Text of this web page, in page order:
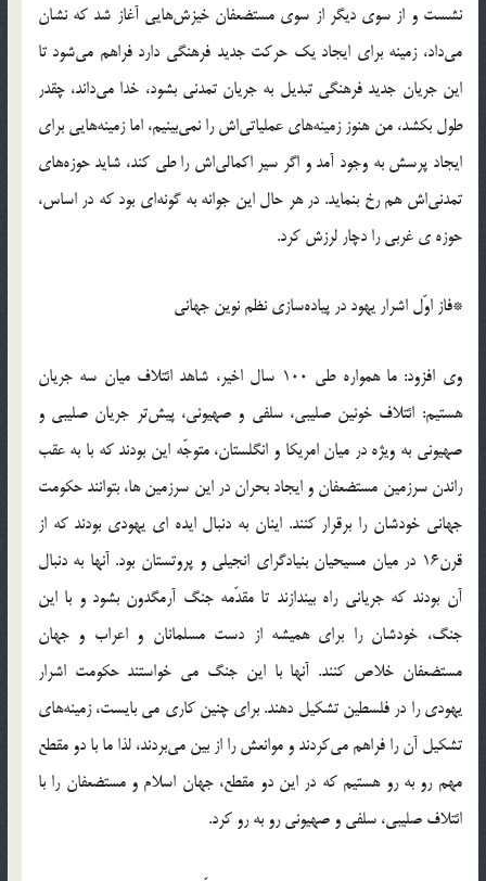
نشست و از سوی دیگر از سوی مستضعفان خیزش‌هایی آغاز شد که نشان
می‌داد، زمینه برای ایجاد یک حرکت جدید فرهنگی دارد فراهم می‌شود تا
این جریان جدید فرهنگی تبدیل به جریان تمدنی بشود، خدا می‌داند، چقدر
طول بکشد، من هنوز زمینه‌های عملیاتی‌اش را نمی‌بینیم، اما زمینه‌هایی برای
ایجاد پرسش به وجود آمد و اگر سیر اکمالی‌اش را طی کند، شاید حوزه‌های
تمدنی‌اش هم رخ بنماید. در هر حال این جوانه به گونه‌ای بود که در اساس،
حوزه ی غربی را دچار لرزش کرد.
*فاز اوّل اشرار یهود در پیاده‌سازی نظم نوین جهانی
وی افزود: ما همواره طی 100 سال اخیر، شاهد ائتلاف میان سه جریان
هستیم: ائتلاف خونین صلیبی، سلفی و صهیونی، پیش‌تر جریان صلیبی و
صهیونی به ویژه در میان امریکا و انگلستان، متوجّه این بودند که با به عقب
راندن سرزمین مستضعفان و ایجاد بحران در این سرزمین ها، بتوانند حکومت
جهانی خودشان را برقرار کنند. اینان به دنبال ایده ای یهودی بودند که از
قرن16 در میان مسیحیان بنیادگرای انجیلی و پروتستان بود. آنها به دنبال
آن بودند که جریانی راه بیندازند تا مقدّمه جنگ آرمگدون بشود و با این
جنگ، خودشان را برای همیشه از دست مسلمانان و اعراب و جهان
مستضعفان خلاص کنند. آنها با این جنگ می خواستند حکومت اشرار
یهودی را در فلسطین تشکیل دهند. برای چنین کاری می بایست، زمینه‌های
تشکیل آن را فراهم می‌کردند و موانعش را از بین می‌بردند، لذا ما با دو مقطع
مهم رو به رو هستیم که در این دو مقطع، جهان اسلام و مستضعفان را با
ائتلاف صلیبی، سلفی و صهیونی رو به رو کرد.